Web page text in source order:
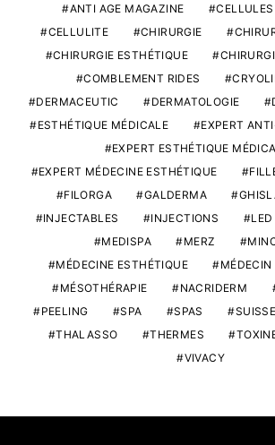
ANTI AGE MAGAZINE
CELLULITE
CHIRURGIE
CHIRURGIE ESTHÉTIQUE
COMBLEMENT RIDES
DERMACEUTIC
DERMATOLOGIE
ESTHÉTIQUE MÉDICALE
EXPERT
EXPERT ESTHÉTIQUE
EXPERT MÉDECINE ESTHÉTIQUE
FILORGA
GALDERMA
INJECTABLES
INJECTIONS LED
MEDISPA
MERZ
MÉDECINE ESTHÉTIQUE
MÉSOTHÉRAPIE
NACRIDERM
PEELING
SPA SPAS SUISSE
THALASSO
THERMES
VIVACY